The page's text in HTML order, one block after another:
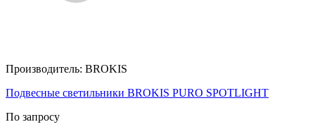
Производитель: BROKIS
Подвесные светильники BROKIS PURO SPOTLIGHT
По запросу